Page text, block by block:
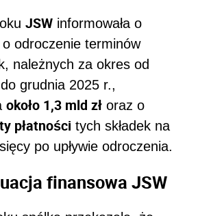
JSW informowała o
o odroczenie terminów
należnych za okres od
grudnia 2025 r.,
około 1,3 mld zł oraz o
płatności tych składek na
po upływie odroczenia.
finansowa JSW